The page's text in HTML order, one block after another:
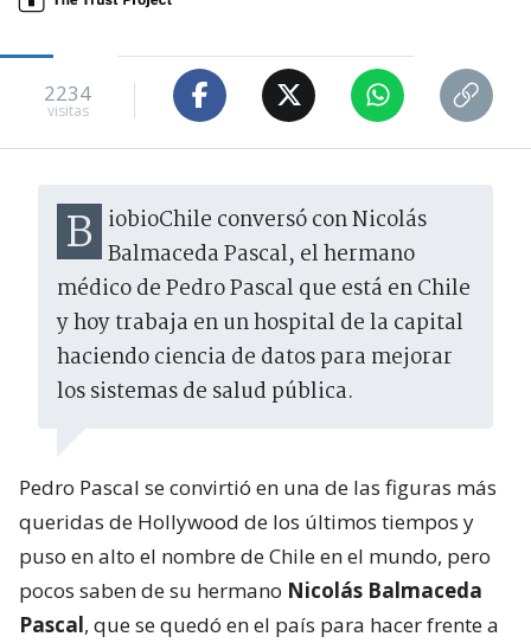
2234
visitas
BiobioChile conversó con Nicolás Balmaceda Pascal, el hermano
médico de Pedro Pascal que está en Chile
y hoy trabaja en un hospital de la capital
haciendo ciencia de datos para mejorar
los sistemas de salud pública.
Pedro Pascal se convirtió en una de las figuras más
queridas de Hollywood de los últimos tiempos y
puso en alto el nombre de Chile en el mundo, pero
pocos saben de su hermano Nicolás Balmaceda
Pascal, que se quedó en el país para hacer frente a